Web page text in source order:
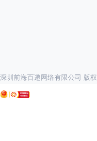
深圳前海百递网络有限公司 版